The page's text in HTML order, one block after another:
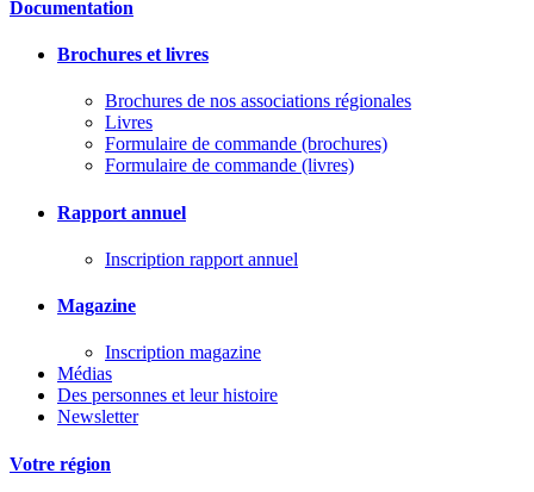
Documentation
Brochures et livres
Brochures de nos associations régionales
Livres
Formulaire de commande (brochures)
Formulaire de commande (livres)
Rapport annuel
Inscription rapport annuel
Magazine
Inscription magazine
Médias
Des personnes et leur histoire
Newsletter
Votre région